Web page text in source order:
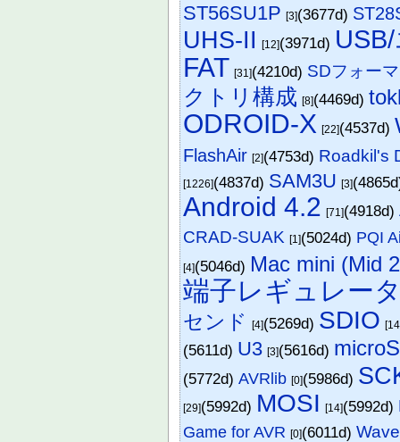
ST56SU1P [3](3677d)
UHS-II [12](3971d)
FAT [31](4210d) SDフォー
クトリ構成 [8](4469d)
ODROID-X [22](4537d)
FlashAir [2](4753d) Roadkil's
[1226](4837d) SAM3U [3]
Android 4.2 [71](4918d)
CRAD-SUAK [1](5024d) PQI
[4](5046d) Mac mini (Mid
端子レギュレー
センド [4](5269d) SDIO
(5611d) U3 [3](5616d)
(5772d)AVRlib [0](5986d)
[29](5992d) MOSI [14](5992d)
Game for AVR [0](6011d)